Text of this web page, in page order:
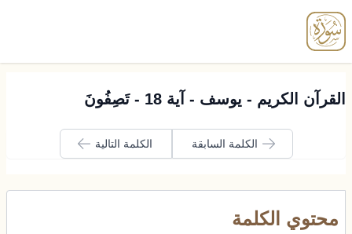
القرآن الكريم - يوسف - آية 18 - تَصِفُونَ
الكلمة السابقة الكلمة التالية
محتوي الكلمة